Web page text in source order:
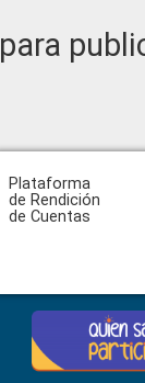
para
Plataforma
de Rendición
de Cuentas